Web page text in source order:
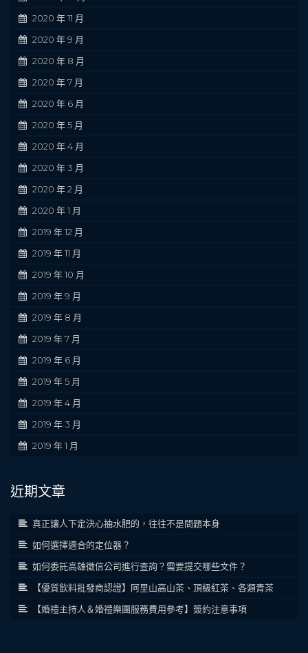
2020 年 11 月
2020 年 9 月
2020 年 8 月
2020 年 7 月
2020 年 6 月
2020 年 5 月
2020 年 4 月
2020 年 3 月
2020 年 2 月
2020 年 1 月
2019 年 12 月
2019 年 11 月
2019 年 10 月
2019 年 9 月
2019 年 8 月
2019 年 7 月
2019 年 6 月
2019 年 5 月
2019 年 4 月
2019 年 3 月
2019 年 1 月
近期文章
真正讓人下定決心抽水肥的，往往不是問題本身
如何選擇適合的定位器？
如何委託高雄徵信公司進行查詢？需要提交哪些文件？
【優質飲料批發商認證】阿里山高山茶、頂級紅茶、各類青茶
【婚禮主持人＆婚禮樂團服務費用參考】簽約注意事項